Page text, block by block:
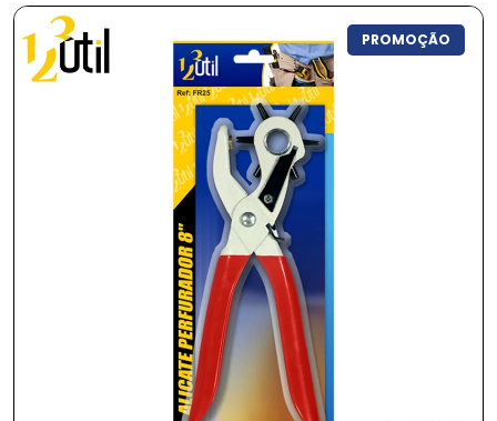
Categorias
Utilidades domésticas
Queima de Estoque
PROMOÇÃO